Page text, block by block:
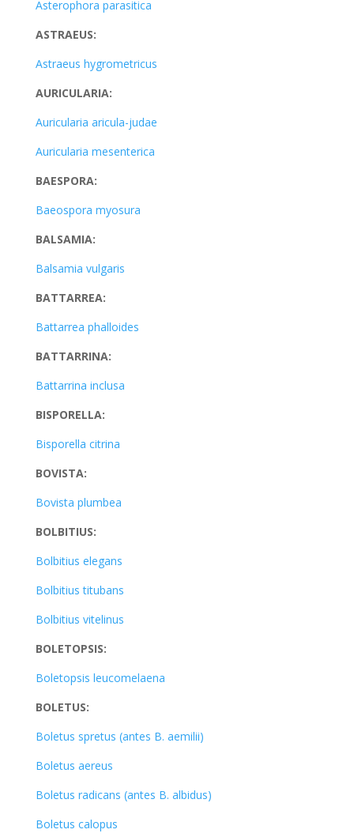
Asterophora parasitica
ASTRAEUS:
Astraeus hygrometricus
AURICULARIA:
Auricularia aricula-judae
Auricularia mesenterica
BAESPORA:
Baeospora myosura
BALSAMIA:
Balsamia vulgaris
BATTARREA:
Battarrea phalloides
BATTARRINA:
Battarrina inclusa
BISPORELLA:
Bisporella citrina
BOVISTA:
Bovista plumbea
BOLBITIUS:
Bolbitius elegans
Bolbitius titubans
Bolbitius vitelinus
BOLETOPSIS:
Boletopsis leucomelaena
BOLETUS:
Boletus spretus (antes B. aemilii)
Boletus aereus
Boletus radicans (antes B. albidus)
Boletus calopus